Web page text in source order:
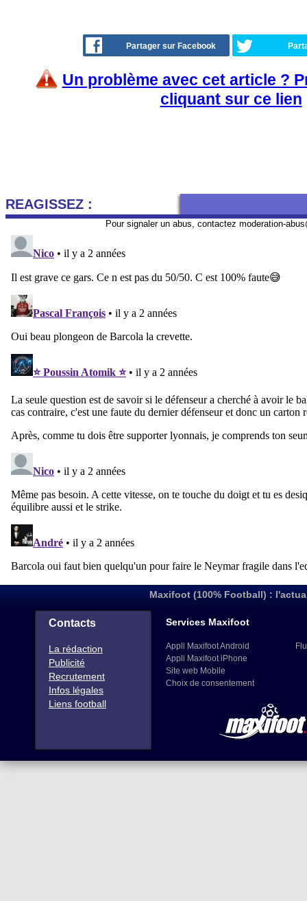
Partager sur Facebook
Un problème avec cet article ?
cliquant sur ce lien
REAGISSEZ :
Pour signaler un abus, contactez moderation-
Maxifoot (100% Football) :
Contacts
La rédaction
Publicité
Recrutement
Infos légales
Liens football
Services Maxifoot
Appli Maxifoot Android
Appli Maxifoot iPhone
Site web Mobile
Choix de consentement